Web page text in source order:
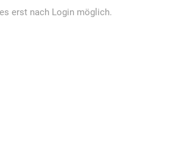
erst nach Login möglich.